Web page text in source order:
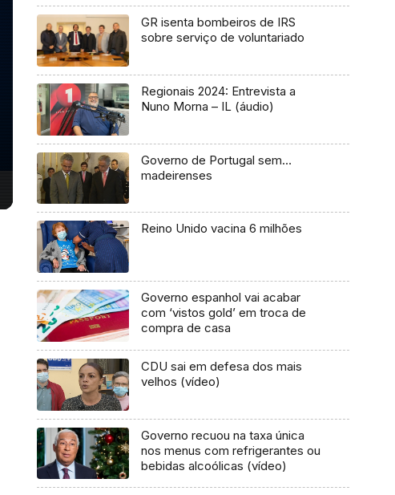
GR isenta bombeiros de IRS
sobre serviço de voluntariado
Regionais 2024: Entrevista a
Nuno Morna – IL (áudio)
Governo de Portugal sem…
madeirenses
Reino Unido vacina 6 milhões
Governo espanhol vai acabar
com ‘vistos gold’ em troca de
compra de casa
CDU sai em defesa dos mais
velhos (vídeo)
Governo recuou na taxa única
nos menus com refrigerantes ou
bebidas alcoólicas (vídeo)